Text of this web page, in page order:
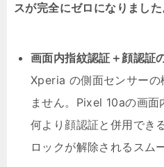
スが完全にゼロになりました
画面内指紋認証＋顔認証
Xperia の側面センサーの
ません。Pixel 10aの画面
何より顔認証と併用でき
ロックが解除されるスム